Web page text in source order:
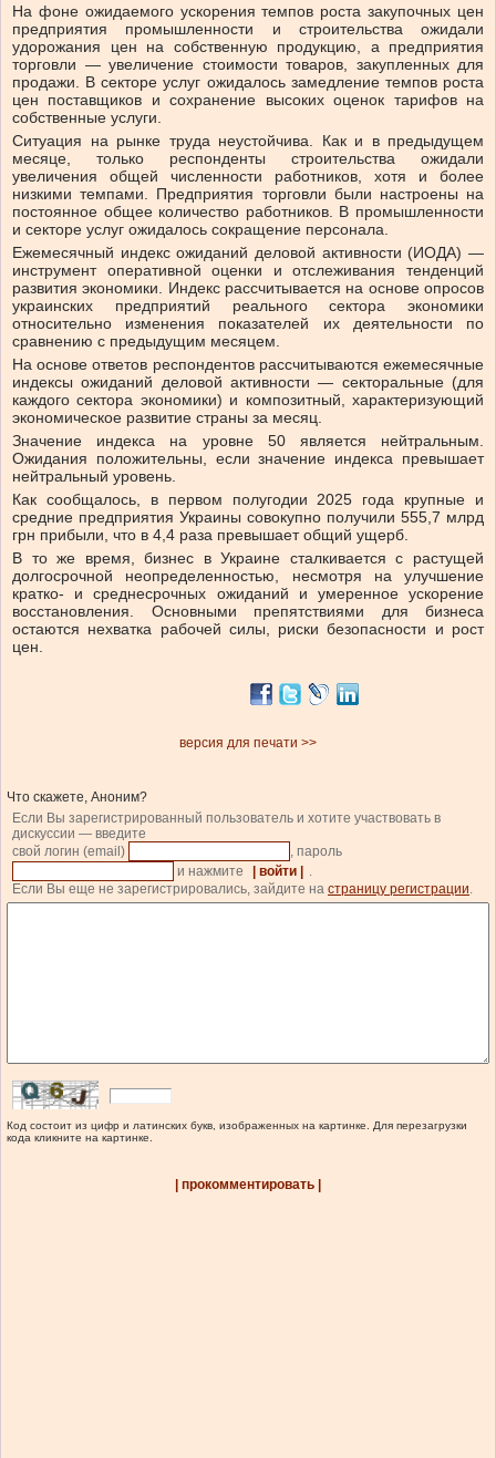
На фоне ожидаемого ускорения темпов роста закупочных цен
предприятия промышленности и строительства ожидали
удорожания цен на собственную продукцию, а предприятия
торговли — увеличение стоимости товаров, закупленных для
продажи. В секторе услуг ожидалось замедление темпов роста
цен поставщиков и сохранение высоких оценок тарифов на
собственные услуги.
Ситуация на рынке труда неустойчива. Как и в предыдущем
месяце, только респонденты строительства ожидали
увеличения общей численности работников, хотя и более
низкими темпами. Предприятия торговли были настроены на
постоянное общее количество работников. В промышленности
и секторе услуг ожидалось сокращение персонала.
Ежемесячный индекс ожиданий деловой активности (ИОДА) —
инструмент оперативной оценки и отслеживания тенденций
развития экономики. Индекс рассчитывается на основе опросов
украинских предприятий реального сектора экономики
относительно изменения показателей их деятельности по
сравнению с предыдущим месяцем.
На основе ответов респондентов рассчитываются ежемесячные
индексы ожиданий деловой активности — секторальные (для
каждого сектора экономики) и композитный, характеризующий
экономическое развитие страны за месяц.
Значение индекса на уровне 50 является нейтральным.
Ожидания положительны, если значение индекса превышает
нейтральный уровень.
Как сообщалось, в первом полугодии 2025 года крупные и
средние предприятия Украины совокупно получили 555,7 млрд
грн прибыли, что в 4,4 раза превышает общий ущерб.
В то же время, бизнес в Украине сталкивается с растущей
долгосрочной неопределенностью, несмотря на улучшение
кратко- и среднесрочных ожиданий и умеренное ускорение
восстановления. Основными препятствиями для бизнеса
остаются нехватка рабочей силы, риски безопасности и рост
цен.
версия для печати >>
Что скажете, Аноним?
Если Вы зарегистрированный пользователь и хотите участвовать в
дискуссии — введите
свой логин (email)
, пароль
и нажмите
| войти |
.
Если Вы еще не зарегистрировались, зайдите на страницу регистрации.
Код состоит из цифр и латинских букв, изображенных на картинке. Для перезагрузки
кода кликните на картинке.
| прокомментировать |